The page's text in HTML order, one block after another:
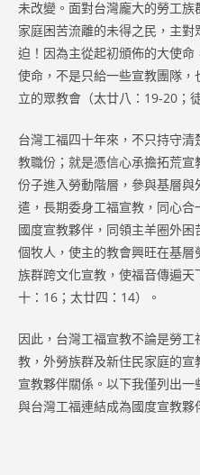
未改變。面對台灣龐大的勞工
家庭困苦流離的未得之民，主
迫！因為主從起初頒佈的大使
使命，不是只給一些宣教團隊
立的眾教會（太廿八：19-20；
台灣工福四十年來，不只持守
教職份；就是憑信心承擔拓荒
份子進入勞動階層，參與基層
遣，長期委身工福宣教，同心
國度宣教夥伴，同領主羊圈外
個牧人，使主的教會興旺在基
族群跨文化宣教，使福音傳遍
十：16；太廿四：14）。
因此，台灣工福宣教不論是勞
教，外勞族群及新住民家庭的
宣教夥伴關係。以下我僅列出
與台灣工福連結成為國度宣教夥